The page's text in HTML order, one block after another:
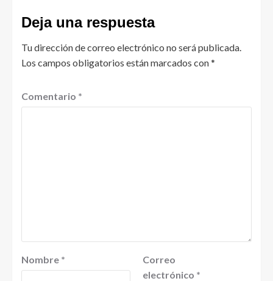
Deja una respuesta
Tu dirección de correo electrónico no será publicada.
Los campos obligatorios están marcados con*
Comentario *
Nombre *
Correo
electrónico *